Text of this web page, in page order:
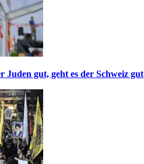
Juden gut, geht es der Schweiz gut